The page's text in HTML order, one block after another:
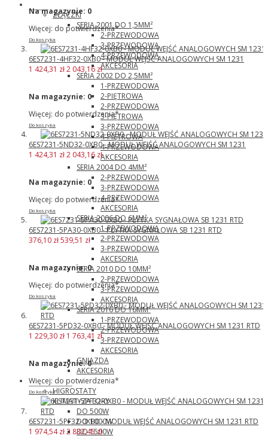
ZŁĄCZKI
SERIA 2001 DO 1,5MM²
2-PRZEWODOWA
3-PRZEWODOWA
4-PRZEWODOWA
AKCESORIA
SERIA 2002 DO 2,5MM²
1-PRZEWODOWA
2-PIĘTROWA
2-PRZEWODOWA
3-PIĘTROWA
3-PRZEWODOWA
4-PIĘTROWA
4-PRZEWODOWA
AKCESORIA
SERIA 2004 DO 4MM²
2-PRZEWODOWA
3-PRZEWODOWA
4-PRZEWODOWA
AKCESORIA
SERIA 2006 DO 6MM²
1-PRZEWODOWA
2-PRZEWODOWA
3-PRZEWODOWA
AKCESORIA
SERIA 2010 DO 10MM²
2-PRZEWODOWA
3-PRZEWODOWA
AKCESORIA
SERIA 2016 DO 16MM²
1-PRZEWODOWA
2-PRZEWODOWA
3-PRZEWODOWA
AKCESORIA
GNIAZDA
AKCESORIA
Pfannenberg
HIGROSTATY
KLIMATYZATORY
DO 500W
DO 1000W
DO 1500W
Na magazynie: 0
Więcej: do potwierdzenia*
Do koszyka
6ES7231-4HF32-0XB0 - MODUŁ WEJŚĆ ANALOGOWYCH SM 1231
1 424,31 zł2 043,16 zł
Na magazynie: 0
Więcej: do potwierdzenia*
Do koszyka
6ES7231-5ND32-0XB0 - MODUŁ WEJŚĆ ANALOGOWYCH SM 1231
1 424,31 zł2 043,16 zł
Na magazynie: 0
Więcej: do potwierdzenia*
Do koszyka
6ES7231-5PA30-0XB0 - PŁYTKA SYGNAŁOWA SB 1231 RTD
376,10 zł539,51 zł
Na magazynie:0
Więcej: do potwierdzenia*
Do koszyka
6ES7231-5PD32-0XB0 - MODUŁ WEJŚĆ ANALOGOWYCH SM 1231 RTD
1 229,30 zł 1 763,41 zł
Na magazynie:0
Więcej: do potwierdzenia*
Do koszyka
6ES7231-5PF32-0XB0 - MODUŁ WEJŚĆ ANALOGOWYCH SM 1231 RTD
1 974,54 zł2 832,45 zł